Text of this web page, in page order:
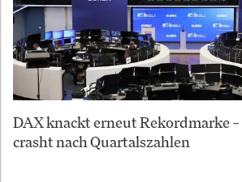
DAX knackt erneut Rekordmarke
crasht nach Quartalszahlen